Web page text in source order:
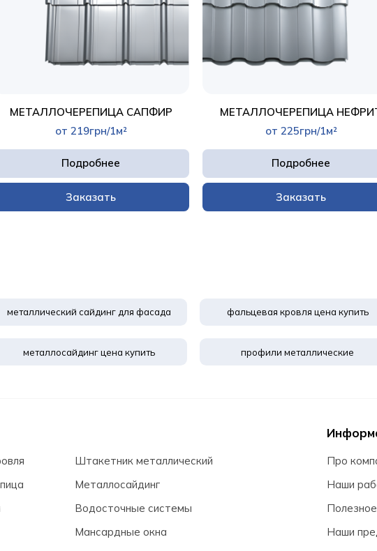
МЕТАЛЛОЧЕРЕПИЦА САПФИР
от 219грн/1м²
Подробнее
Заказать
МЕТАЛЛОЧЕРЕПИЦА
от 225грн/1м²
Подробнее
Заказать
металлический сайдинг для фасада фальцевая кровля цена купить
металлосайдинг цена купить профили металлические
Штакетник металлический
Металлосайдинг
Водосточные системы
Мансардные окна
Про
Наши
Полезное
Наши